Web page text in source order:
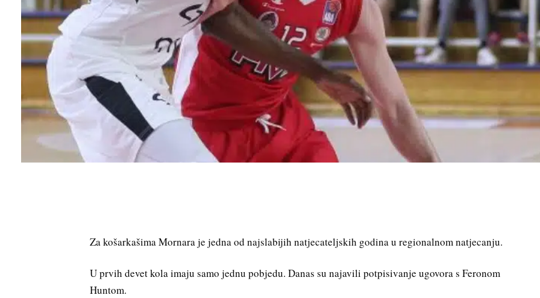
Za košarkašima Mornara je jedna od najslabijih natjecateljskih godina u regionalnom natjecanju.
U prvih devet kola imaju samo jednu pobjedu. Danas su najavili potpisivanje ugovora s Feronom
Huntom.